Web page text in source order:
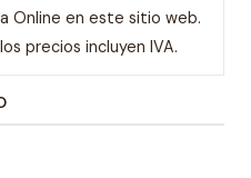
Online en este sitio web.
precios incluyen IVA.